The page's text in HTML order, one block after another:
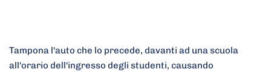
Tampona l'auto che lo precede, davanti ad una scuola
all'orario dell'ingresso degli studenti, causando